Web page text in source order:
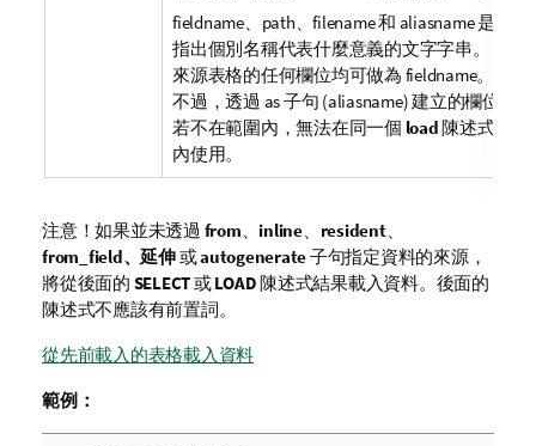
fieldname、 path、filename和 aliasname是
指出個別名稱代表什麼意義的文字字串。
來源表格的任何欄位均可做為 fieldname。
不過，透過 as 子句 (aliasname) 建立的欄位
若不在範圍內，無法在同一個 load 陳述式
內使用。
注意！如果並未透過 from、inline、 resident、
from_field、延伸或autogenerate子句指定資料的來源，
將從後面的 SELECT或LOAD 陳述式結果載入資料。後面的
陳述式不應該有前置詞。
從先前載入的表格載入資料
範例：